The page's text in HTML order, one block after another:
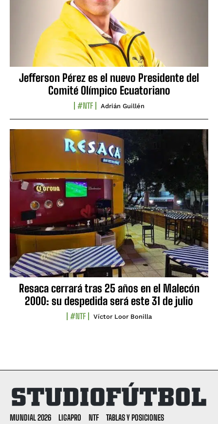
Jefferson Pérez es el nuevo Presidente del
Comité Olímpico Ecuatoriano
#NTF Adrián Guillén
Resaca cerrará tras 25 años en el Malecón
2000: su despedida será este 31 de julio
#NTF Víctor Loor Bonilla
MUNDIAL 2026 LIGAPRO NTF TABLAS Y POSICIONES